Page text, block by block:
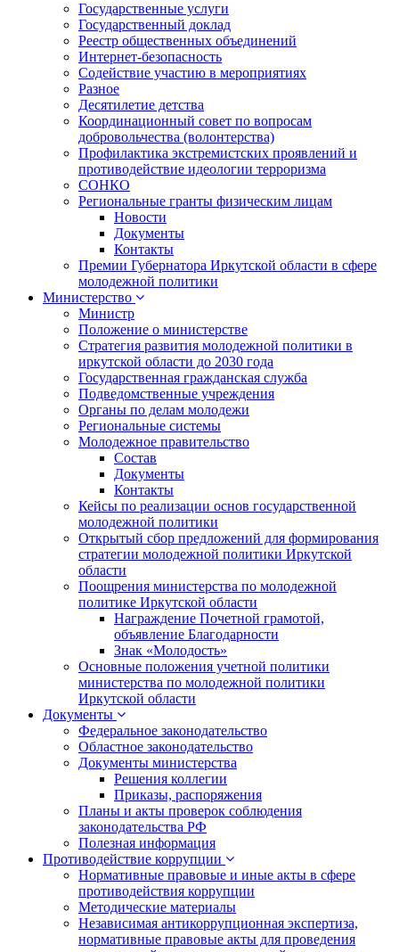
Государственные услуги
Государственный доклад
Реестр общественных объединений
Интернет-безопасность
Содействие участию в мероприятиях
Разное
Десятилетие детства
Координационный совет по вопросам
добровольчества (волонтерства)
Профилактика экстремистских проявлений и
противодействие идеологии терроризма
СОНКО
Региональные гранты физическим лицам
Новости
Документы
Контакты
Премии Губернатора Иркутской области в сфере
молодежной политики
Министерство
Министр
Положение о министерстве
Стратегия развития молодежной политики в
иркутской области до 2030 года
Государственная гражданская служба
Подведомственные учреждения
Органы по делам молодежи
Региональные системы
Молодежное правительство
Состав
Документы
Контакты
Кейсы по реализации основ государственной
молодежной политики
Открытый сбор предложений для формирования
стратегии молодежной политики Иркутской
области
Поощрения министерства по молодежной
политике Иркутской области
Награждение Почетной грамотой,
объявление Благодарности
Знак «Молодость»
Основные положения учетной политики
министерства по молодежной политики
Иркутской области
Документы
Федеральное законодательство
Областное законодательство
Документы министерства
Решения коллегии
Приказы, распоряжения
Планы и акты проверок соблюдения
законодательства РФ
Полезная информация
Противодействие коррупции
Нормативные правовые и иные акты в сфере
противодействия коррупции
Методические материалы
Независимая антикоррупционная экспертиза,
нормативные правовые акты для проведения